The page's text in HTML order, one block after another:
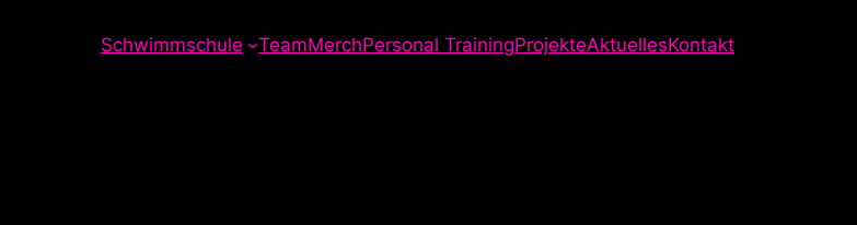
Schwimmschule TeamMerchPersonal TrainingProjekteAktuellesKontakt